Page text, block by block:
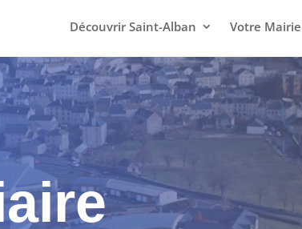
Découvrir Saint-Alban Votre Mairie